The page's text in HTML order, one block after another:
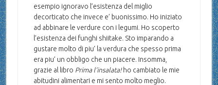
esempio ignoravo l’esistenza del miglio
decorticato che invece e’ buonissimo. Ho iniziato
ad abbinare le verdure con i legumi. Ho scoperto
l’esistenza dei funghi shiitake. Sto imparando a
gustare molto di piu’ la verdura che spesso prima
era piu’ un obbligo che un piacere. Insomma,
grazie al libro Prima l’insalata! ho cambiato le mie
abitudini alimentari e mi sento molto meglio.